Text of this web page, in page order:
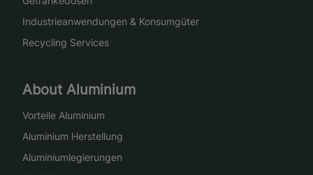
Industrieanwendungen & Konsumgüter
Recycling Services
About Aluminium
Vorteile Aluminium
Aluminium Herstellung
Aluminiumlegierungen